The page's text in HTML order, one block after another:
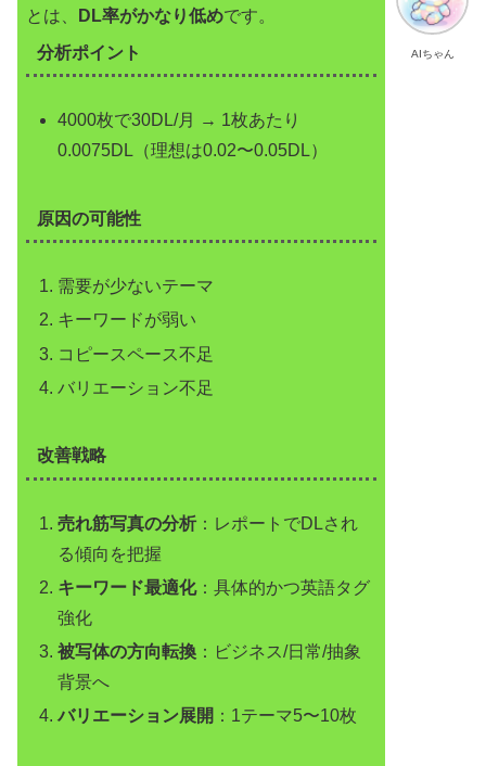
AIちゃん
とは、
DL率がかなり低めです。
分析ポイント
4000枚で30DL/月 → 1枚あたり
0.0075DL（理想は0.02〜0.05DL）
原因の可能性
需要が少ないテーマ
キーワードが弱い
コピースペース不足
バリエーション不足
改善戦略
売れ筋写真の分析 ：レポートでDLされ
る傾向を把握
キーワード最適化：具体的かつ英語タグ
強化
被写体の方向転換 ：ビジネス/日常/抽象
背景へ
バリエーション展開 ：1テーマ5〜10枚